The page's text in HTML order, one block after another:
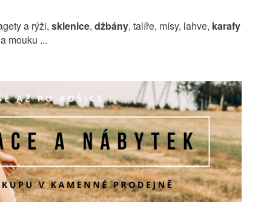
a rýži, sklenice, džbány, talíře, mísy, lahve, karafy
mouku ...